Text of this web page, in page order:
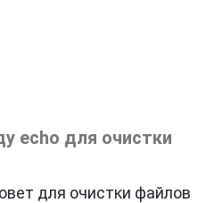
echo для очистки
для очистки файлов